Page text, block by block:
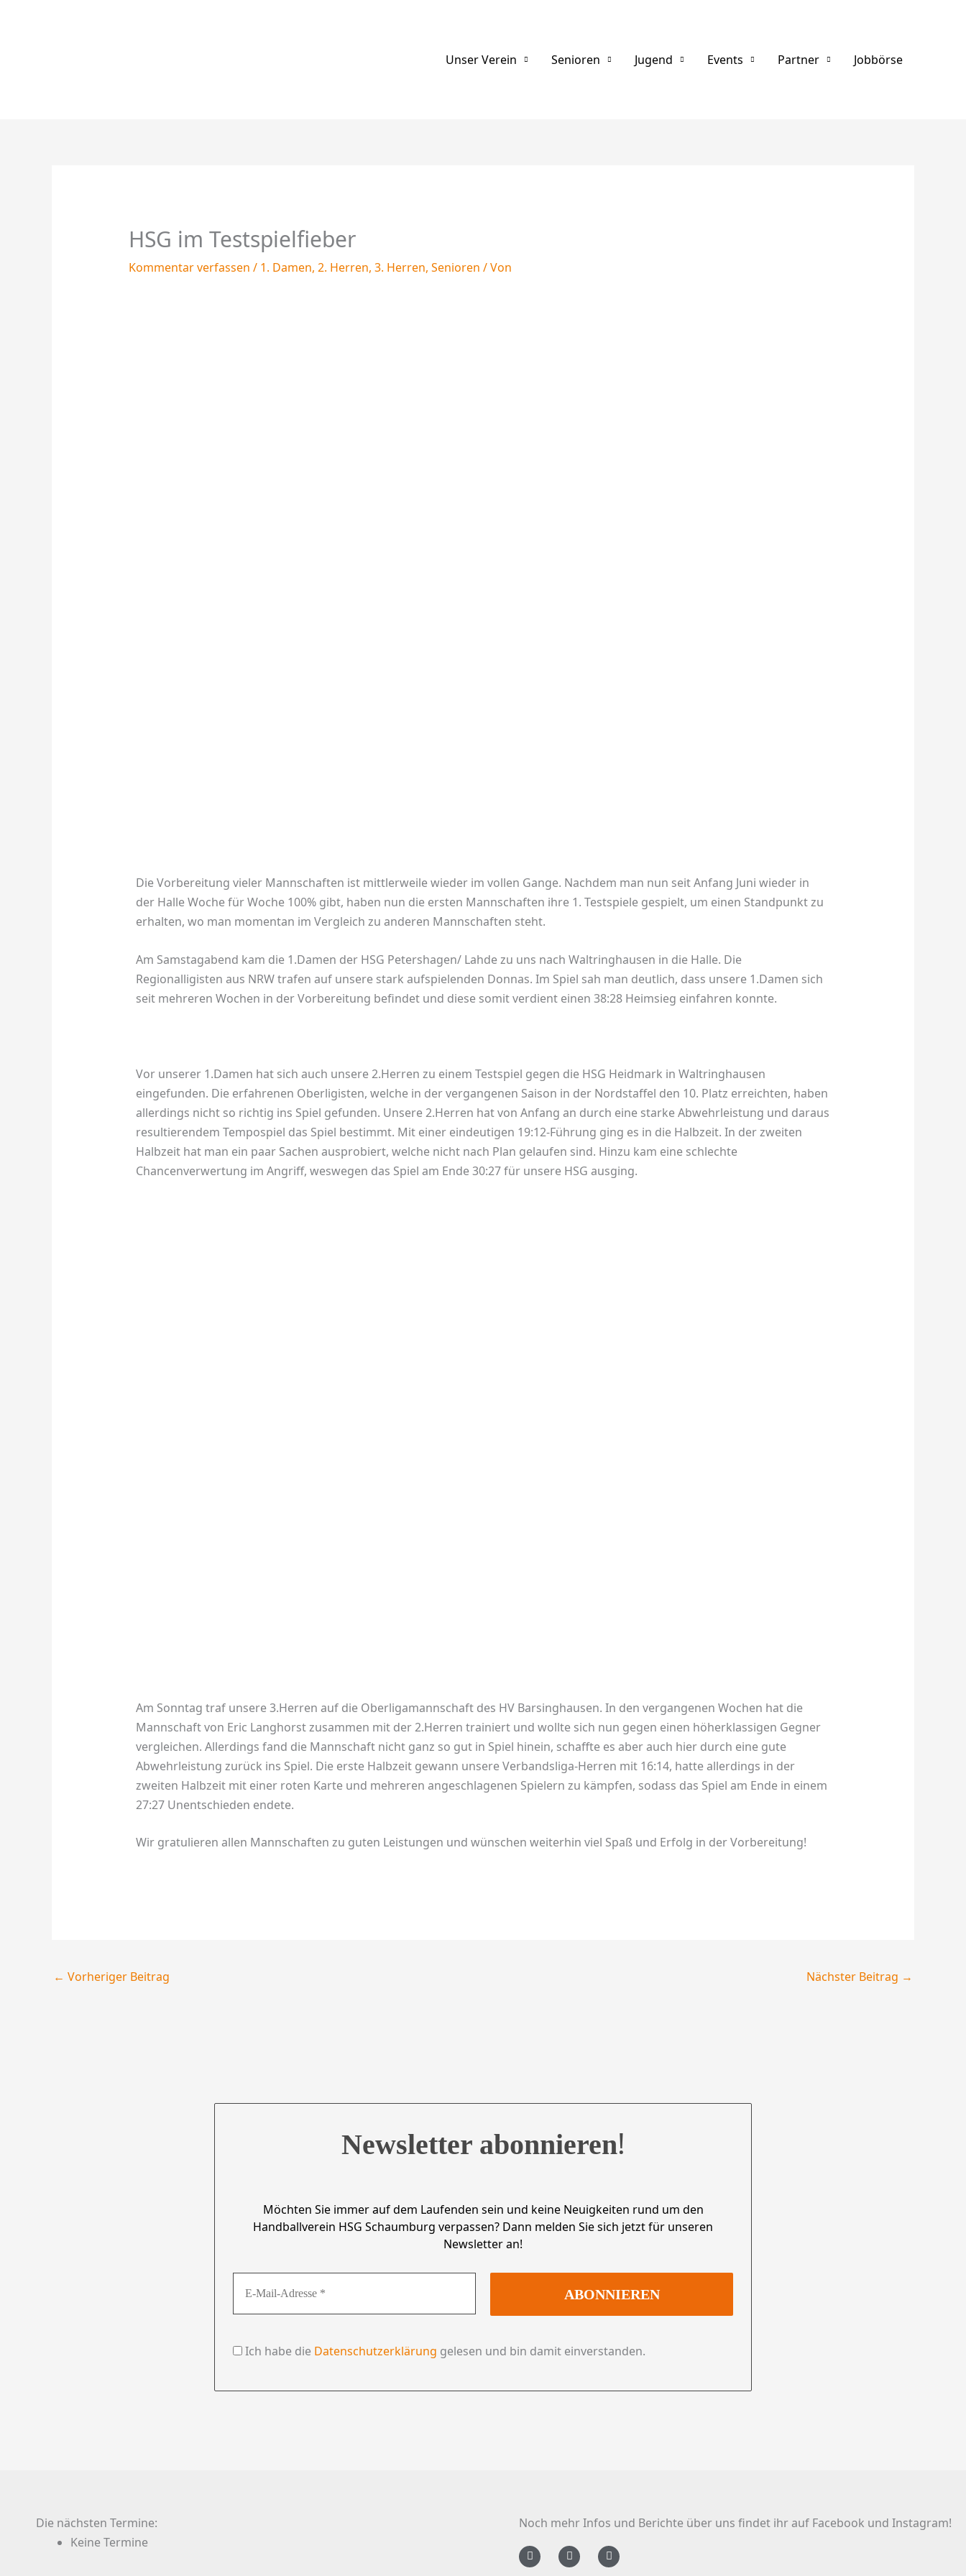
Unser Verein Senioren Jugend Events Partner Jobbörse
HSG im Testspielfieber
Kommentar verfassen / 1. Damen, 2. Herren, 3. Herren, Senioren / Von
Die Vorbereitung vieler Mannschaften ist mittlerweile wieder im vollen Gange. Nachdem man nun seit Anfang Juni wieder in
der Halle Woche für Woche 100% gibt, haben nun die ersten Mannschaften ihre 1. Testspiele gespielt, um einen Standpunkt zu
erhalten, wo man momentan im Vergleich zu anderen Mannschaften steht.
Am Samstagabend kam die 1.Damen der HSG Petershagen/ Lahde zu uns nach Waltringhausen in die Halle. Die
Regionalligisten aus NRW trafen auf unsere stark aufspielenden Donnas. Im Spiel sah man deutlich, dass unsere 1.Damen sich
seit mehreren Wochen in der Vorbereitung befindet und diese somit verdient einen 38:28 Heimsieg einfahren konnte.
Vor unserer 1.Damen hat sich auch unsere 2.Herren zu einem Testspiel gegen die HSG Heidmark in Waltringhausen
eingefunden. Die erfahrenen Oberligisten, welche in der vergangenen Saison in der Nordstaffel den 10. Platz erreichten, haben
allerdings nicht so richtig ins Spiel gefunden. Unsere 2.Herren hat von Anfang an durch eine starke Abwehrleistung und daraus
resultierendem Tempospiel das Spiel bestimmt. Mit einer eindeutigen 19:12-Führung ging es in die Halbzeit. In der zweiten
Halbzeit hat man ein paar Sachen ausprobiert, welche nicht nach Plan gelaufen sind. Hinzu kam eine schlechte
Chancenverwertung im Angriff, weswegen das Spiel am Ende 30:27 für unsere HSG ausging.
Am Sonntag traf unsere 3.Herren auf die Oberligamannschaft des HV Barsinghausen. In den vergangenen Wochen hat die
Mannschaft von Eric Langhorst zusammen mit der 2.Herren trainiert und wollte sich nun gegen einen höherklassigen Gegner
vergleichen. Allerdings fand die Mannschaft nicht ganz so gut in Spiel hinein, schaffte es aber auch hier durch eine gute
Abwehrleistung zurück ins Spiel. Die erste Halbzeit gewann unsere Verbandsliga-Herren mit 16:14, hatte allerdings in der
zweiten Halbzeit mit einer roten Karte und mehreren angeschlagenen Spielern zu kämpfen, sodass das Spiel am Ende in einem
27:27 Unentschieden endete.
Wir gratulieren allen Mannschaften zu guten Leistungen und wünschen weiterhin viel Spaß und Erfolg in der Vorbereitung!
← Vorheriger Beitrag Nächster Beitrag →
Newsletter abonnieren!
Möchten Sie immer auf dem Laufenden sein und keine Neuigkeiten rund um den
Handballverein HSG Schaumburg verpassen? Dann melden Sie sich jetzt für unseren
Newsletter an!
Ich habe die Datenschutzerklärung gelesen und bin damit einverstanden.
Die nächsten Termine:
Keine Termine
Noch mehr Infos und Berichte über uns findet ihr auf Facebook und Instagram!
F I Y